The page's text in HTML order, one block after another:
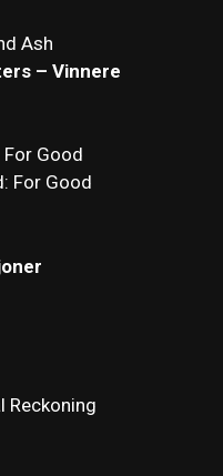
Ash
– Vinnere
For Good
For Good
Reckoning